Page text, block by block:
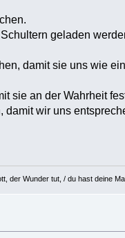
geladen
damit sie uns wie
sie an der Wahrheit
wir uns
der Wunder tut, / du hast deine